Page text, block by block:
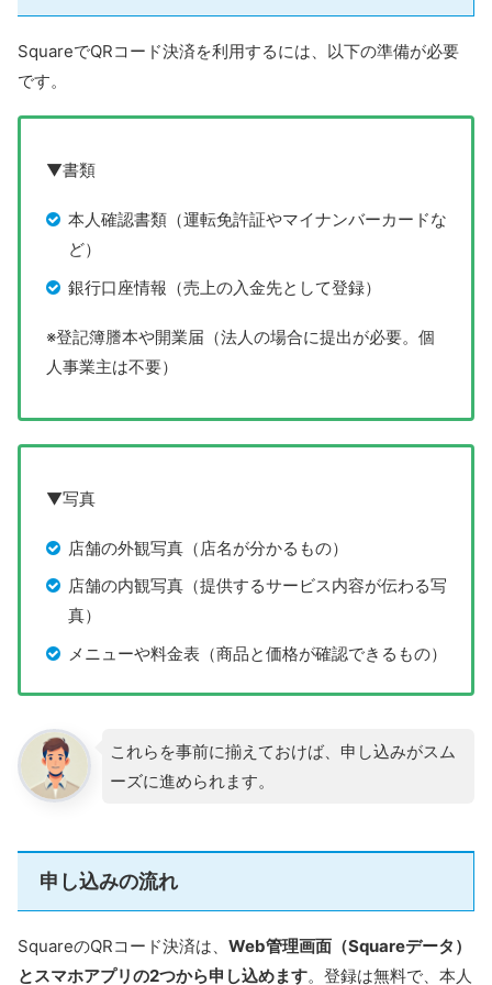
SquareでQRコード決済を利用するには、以下の準備が必要
です。
▼書類
本人確認書類（運転免許証やマイナンバーカードな
ど）
銀行口座情報（売上の入金先として登録）
※登記簿謄本や開業届（法人の場合に提出が必要。個
人事業主は不要）
▼写真
店舗の外観写真（店名が分かるもの）
店舗の内観写真（提供するサービス内容が伝わる写
真）
メニューや料金表（商品と価格が確認できるもの）
これらを事前に揃えておけば、申し込みがスム
ーズに進められます。
申し込みの流れ
SquareのQRコード決済は、 Web管理画面（Squareデータ）
とスマホアプリの2つから申し込めます。登録は無料で、本人